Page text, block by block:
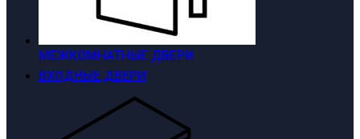
МЕЖКОМНАТНЫЕ ДВЕРИ
ВХОДНЫЕ ДВЕРИ